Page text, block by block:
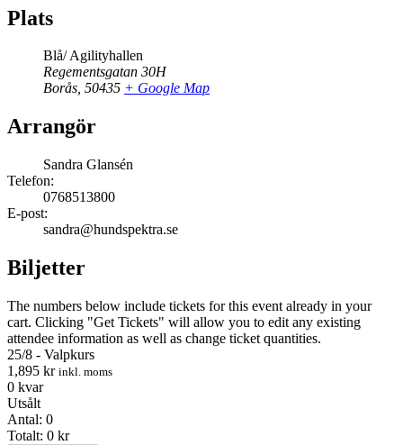
Plats
Blå/ Agilityhallen
Regementsgatan 30H
Borås, 50435 + Google Map
Arrangör
Sandra Glansén
Telefon:
0768513800
E-post:
sandra@hundspektra.se
Biljetter
The numbers below include tickets for this event already in your
cart. Clicking "Get Tickets" will allow you to edit any existing
attendee information as well as change ticket quantities.
25/8 - Valpkurs
1,895 kr inkl. moms
0 kvar
Utsålt
Antal: 0
Totalt: 0 kr